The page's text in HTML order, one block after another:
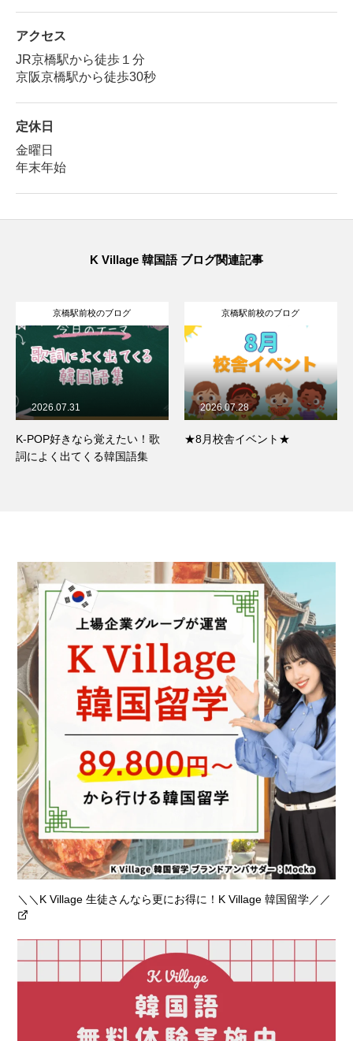
アクセス
JR京橋駅から徒歩１分
京阪京橋駅から徒歩30秒
定休日
金曜日
年末年始
K Village 韓国語 ブログ関連記事
京橋駅前校のブログ
★8月校舎イベント★
2026.07.28
京橋駅前校のブログ
京橋駅前校カウンセラーの推
2026.07.26
＼＼K Village 生徒さんなら更にお得に！K Village 韓国留学／／